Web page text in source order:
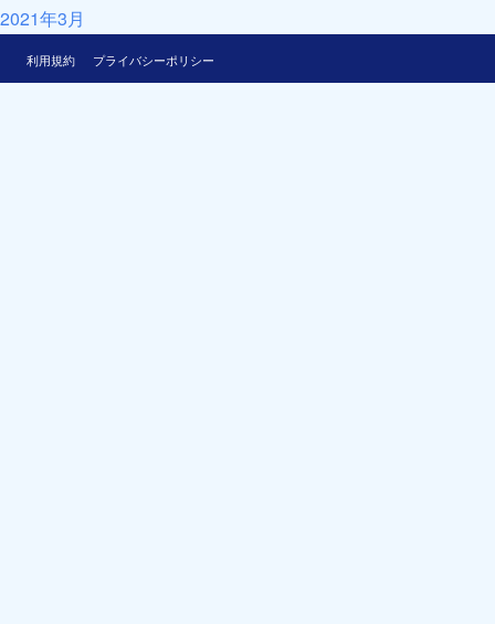
2021年3月
利用規約 プライバシーポリシー